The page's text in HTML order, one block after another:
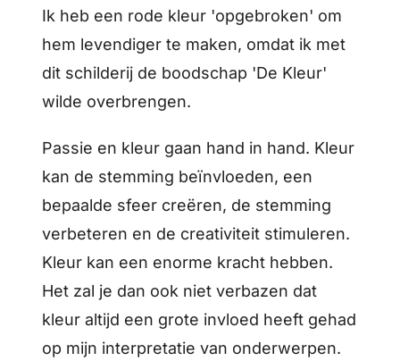
Ik heb een rode kleur 'opgebroken' om
hem levendiger te maken, omdat ik met
dit schilderij de boodschap 'De Kleur'
wilde overbrengen.
Passie en kleur gaan hand in hand. Kleur
kan de stemming beïnvloeden, een
bepaalde sfeer creëren, de stemming
verbeteren en de creativiteit stimuleren.
Kleur kan een enorme kracht hebben.
Het zal je dan ook niet verbazen dat
kleur altijd een grote invloed heeft gehad
op mijn interpretatie van onderwerpen.